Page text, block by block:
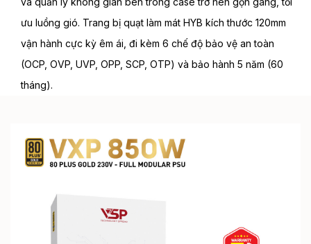
ưu luồng gió. Trang bị quạt làm mát HYB kích thước 120mm
vận hành cực kỳ êm ái, đi kèm 6 chế độ bảo vệ an toàn
(OCP, OVP, UVP, OPP, SCP, OTP) và bảo hành 5 năm (60
tháng).